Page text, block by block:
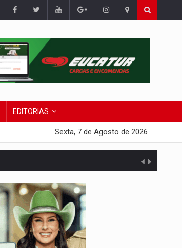
EDITORIAS
Sexta, 7 de Agosto de 2026